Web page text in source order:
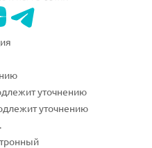
уточнению
уточнению